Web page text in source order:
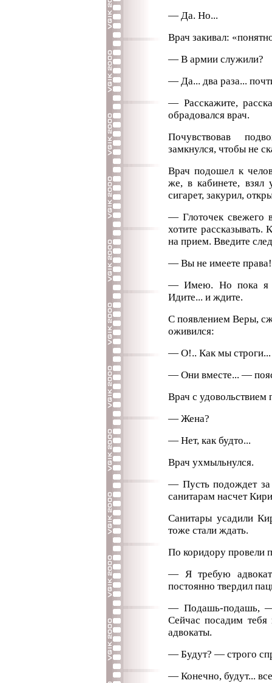
— Да. Но...
Врач закивал:
— В армии служили?
— Да... два раза...
— Расскажите,
обрадовался врач.
Почувствовав
замкнулся, чтобы не
Врач подошел к
же, в кабинете, взял
сигарет, закурил,
— Глоточек свежего
хотите рассказывать.
на прием. Введите
— Вы не имеете
— Имею. Но пока я
Идите... и ждите.
С появлением Веры,
оживился:
— О!.. Как мы строги...
— Они вместе... —
Врач с удовольствием
— Жена?
— Нет, как будто...
Врач ухмыльнулся.
— Пусть подождет
санитарам насчет
Санитары усадили
тоже стали ждать.
По коридору провели
— Я требую
постоянно твердил
— Подашь-подашь, —
Сейчас посадим тебя
адвокаты.
— Будут? — строго
— Конечно, будут...